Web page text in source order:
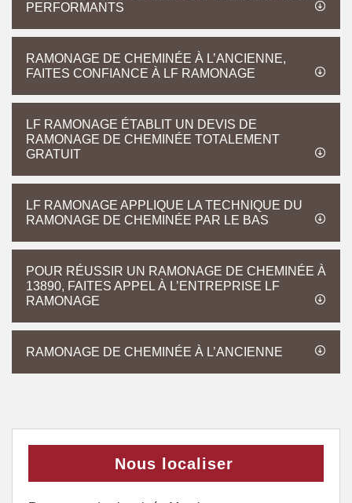
PERFORMANTS
RAMONAGE DE CHEMINÉE À L’ANCIENNE,
FAITES CONFIANCE À LF RAMONAGE
LF RAMONAGE ÉTABLIT UN DEVIS DE
RAMONAGE DE CHEMINÉE TOTALEMENT
GRATUIT
LF RAMONAGE APPLIQUE LA TECHNIQUE DU
RAMONAGE DE CHEMINÉE PAR LE BAS
POUR RÉUSSIR UN RAMONAGE DE CHEMINÉE À
13890, FAITES APPEL À L’ENTREPRISE LF
RAMONAGE
RAMONAGE DE CHEMINÉE À L’ANCIENNE
Nous localiser